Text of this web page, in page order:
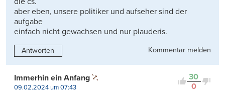
aber eben, unsere politiker und aufseher sind der
aufgabe
einfach nicht gewachsen und nur plauderis.
Antworten Kommentar melden
30
0
Immerhin ein Anfang
09.02.2024 um 07:43